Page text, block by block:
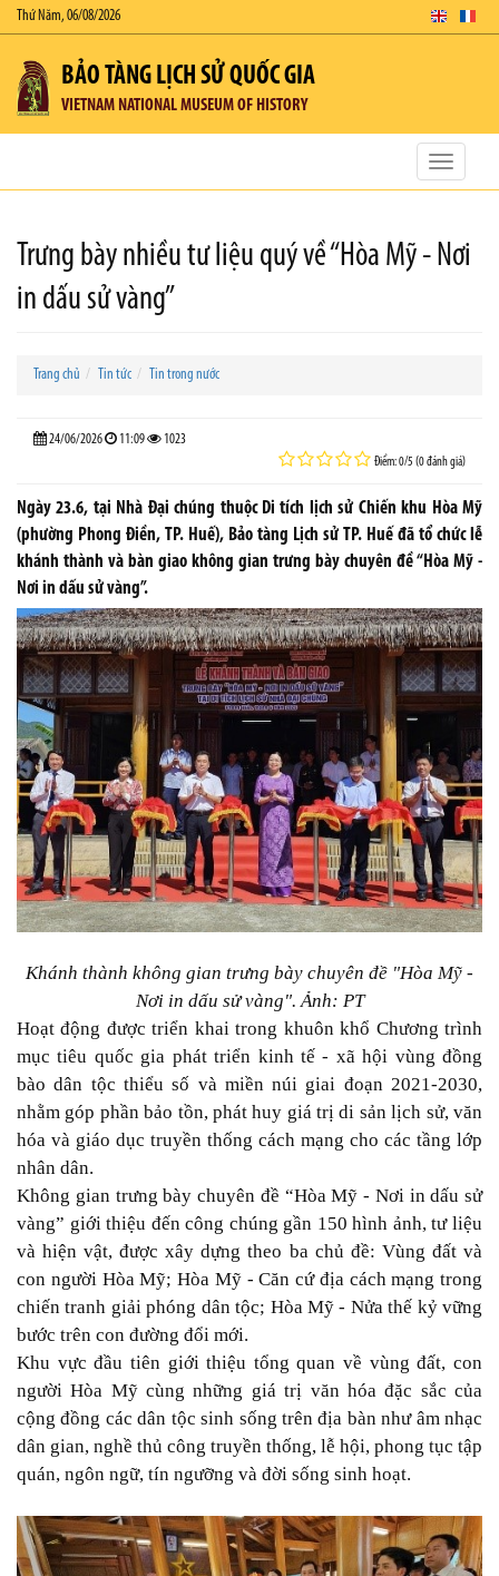
Thứ Năm, 06/08/2026
BẢO TÀNG LỊCH SỬ QUỐC GIA
VIETNAM NATIONAL MUSEUM OF HISTORY
Toggle
Trưng bày nhiều tư liệu quý về “Hòa Mỹ - Nơi
in dấu sử vàng”
Trang chủ Tin tức Tin trong nước
24/06/2026 11:09 1023
Điểm: 0/5 (0 đánh giá)
Ngày 23.6, tại Nhà Đại chúng thuộc Di tích lịch sử Chiến khu Hòa Mỹ
(phường Phong Điền, TP. Huế), Bảo tàng Lịch sử TP. Huế đã tổ chức lễ
khánh thành và bàn giao không gian trưng bày chuyên đề “Hòa Mỹ -
Nơi in dấu sử vàng”.
Khánh thành không gian trưng bày chuyên đề "Hòa Mỹ -
Nơi in dấu sử vàng". Ảnh: PT
Hoạt động được triển khai trong khuôn khổ Chương trình
mục tiêu quốc gia phát triển kinh tế - xã hội vùng đồng
bào dân tộc thiểu số và miền núi giai đoạn 2021-2030,
nhằm góp phần bảo tồn, phát huy giá trị di sản lịch sử, văn
hóa và giáo dục truyền thống cách mạng cho các tầng lớp
nhân dân.
Không gian trưng bày chuyên đề “Hòa Mỹ - Nơi in dấu sử
vàng” giới thiệu đến công chúng gần 150 hình ảnh, tư liệu
và hiện vật, được xây dựng theo ba chủ đề: Vùng đất và
con người Hòa Mỹ; Hòa Mỹ - Căn cứ địa cách mạng trong
chiến tranh giải phóng dân tộc; Hòa Mỹ - Nửa thế kỷ vững
bước trên con đường đổi mới.
Khu vực đầu tiên giới thiệu tổng quan về vùng đất, con
người Hòa Mỹ cùng những giá trị văn hóa đặc sắc của
cộng đồng các dân tộc sinh sống trên địa bàn như âm nhạc
dân gian, nghề thủ công truyền thống, lễ hội, phong tục tập
quán, ngôn ngữ, tín ngưỡng và đời sống sinh hoạt.